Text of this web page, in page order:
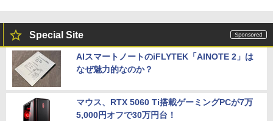
Special Site
AIスマートノートのiFLYTEK「AINOTE 2」は
なぜ魅力的なのか？
マウス、RTX 5060 Ti搭載ゲーミングPCが7万
5,000円オフで30万円台！